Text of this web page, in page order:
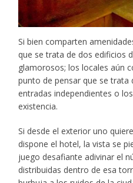
Si bien comparten
que se trata de dos edificios
glamorosos; los locales aún
punto de pensar que se trata
entradas independientes o
existencia.
Si desde el exterior uno
dispone el hotel, la vista se
juego desafiante adivinar el
distribuidas dentro de esa